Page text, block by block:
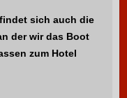
sich auch die
der wir das Boot
zum Hotel